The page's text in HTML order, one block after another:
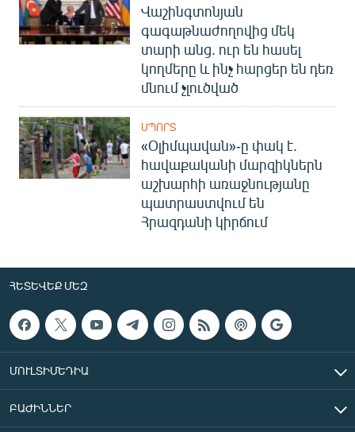
Վաշինգտոնյան
գագաթնաժողովից մեկ
տարի անց. ուր են հասել
կողմերը և ինչ հարցեր են դեռ
մնում չլուծված
ՍՊՈՐՏ
«Օլիմպավան»-ը փակ է.
հավաքականի մարզիկներն
աշխարհի առաջնությանը
պատրաստվում են
Հրազդանի կիրճում
ՀԵՏԵՎԵՔ ՄԵԶ
ՄՈՒԼՏԻՄԵԴԻԱ
ԲԱԺԻՆՆԵՐ